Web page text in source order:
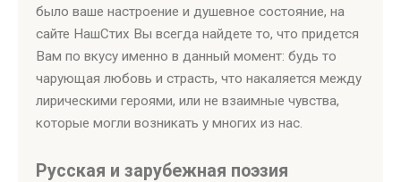
было ваше настроение и душевное состояние, на
сайте НашСтих Вы всегда найдете то, что придется
Вам по вкусу именно в данный момент: будь то
чарующая любовь и страсть, что накаляется между
лирическими героями, или не взаимные чувства,
которые могли возникать у многих из нас.
Русская и зарубежная поэзия